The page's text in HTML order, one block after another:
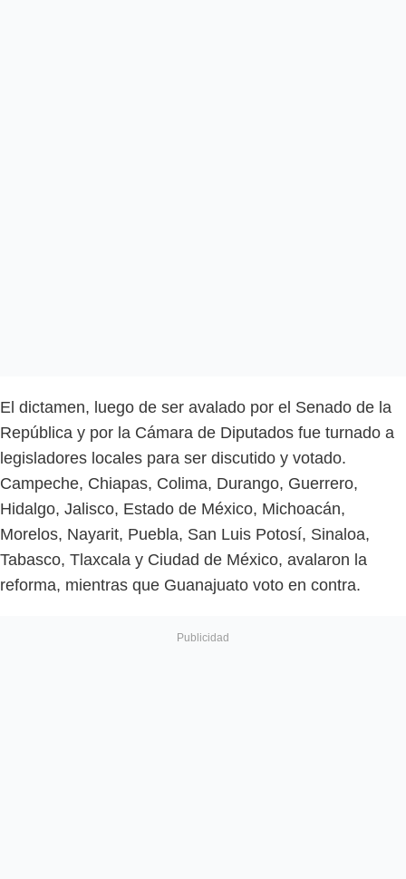
El dictamen, luego de ser avalado por el Senado de la
República y por la Cámara de Diputados fue turnado a
legisladores locales para ser discutido y votado.
Campeche, Chiapas, Colima, Durango, Guerrero,
Hidalgo, Jalisco, Estado de México, Michoacán,
Morelos, Nayarit, Puebla, San Luis Potosí, Sinaloa,
Tabasco, Tlaxcala y Ciudad de México, avalaron la
reforma, mientras que Guanajuato voto en contra.